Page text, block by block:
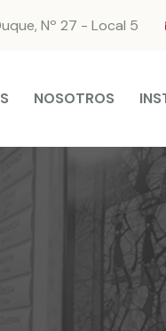
Nº 27 - Local 5
NOSOTROS